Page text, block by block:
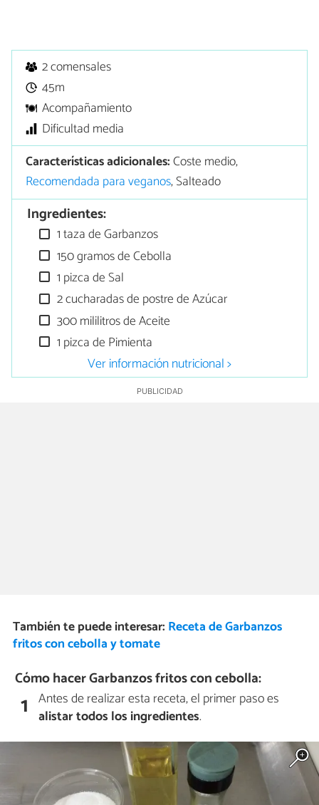
2 comensales
45m
Acompañamiento
Dificultad media
Características adicionales:Coste medio,
Recomendada para veganos, Salteado
Ingredientes:
1 taza de Garbanzos
150 gramos de Cebolla
1 pizca de Sal
2 cucharadas de postre de Azúcar
300 mililitros de Aceite
1 pizca de Pimienta
Ver información nutricional >
También te puede interesar: Receta de Garbanzos
fritos con cebolla y tomate
Cómo hacer Garbanzos fritos con cebolla:
1 Antes de realizar esta receta, el primer paso es
alistar todos los ingredientes.